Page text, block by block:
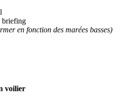
briefing
en fonction des marées basses)
voilier